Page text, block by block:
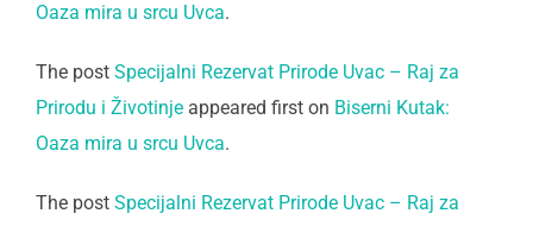
Oaza mira u srcu Uvca.
The post Specijalni Rezervat Prirode Uvac – Raj za
Prirodu i Životinje appeared first on Biserni Kutak:
Oaza mira u srcu Uvca.
The post Specijalni Rezervat Prirode Uvac – Raj za